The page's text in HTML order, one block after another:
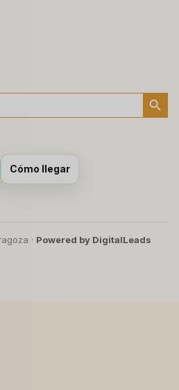
Botón de
Cómo llegar
· Powered by DigitalLeads